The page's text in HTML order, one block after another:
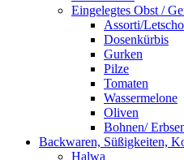
Eingelegtes Obst /
Assorti/Letscho
Dosenkürbis
Gurken
Pilze
Tomaten
Wassermelone
Oliven
Bohnen/
Backwaren, Süßigkeiten,
Halwa